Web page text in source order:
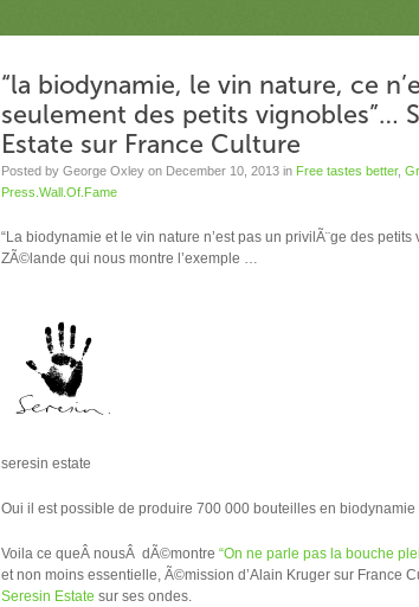
“la biodynamie, le vin nature, ce
seulement des petits vignobles”…
Estate sur France Culture
Posted by George Oxley on December 10, 2013 in Free tastes better,
Press.Wall.Of.Fame
“La biodynamie et le vin nature n’est pas un privilÃ¨ge des
ZÃ©lande qui nous montre l’exemple …
seresin estate
Oui il est possible de produire 700 000 bouteilles en biodynamie
Voila ce queÂ nousÂ dÃ©montre “On ne parle pas la bouche
et non moins essentielle, Ã©mission d’Alain Kruger sur France
Seresin Estate sur ses ondes.